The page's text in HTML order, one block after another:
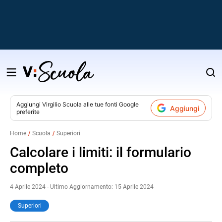
Salta
contenuto
Aggiungi Virgilio Scuola alle tue fonti Google
preferite
Aggiungi
Home Scuola Superiori
Calcolare i limiti: il formulario
completo
4 Aprile 2024 - Ultimo Aggiornamento: 15 Aprile 2024
Superiori